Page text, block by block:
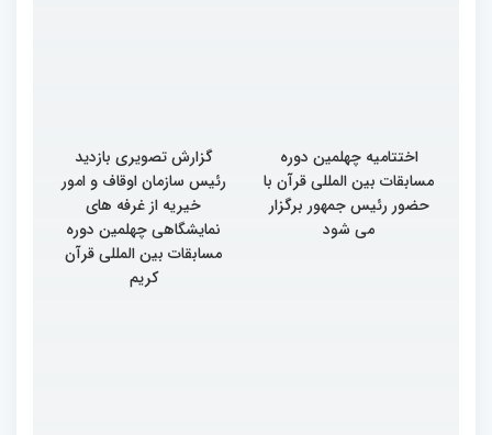
اختتامیه چهلمین دوره
مسابقات بین المللی قرآن با
حضور رئیس جمهور برگزار
می شود
گزارش تصویری بازدید
رئیس سازمان اوقاف و امور
خیریه از غرفه های
نمایشگاهی چهلمین دوره
مسابقات بین المللی قرآن
کریم